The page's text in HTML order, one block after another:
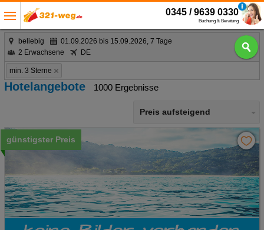
0345 / 9639 0330
Buchung & Beratung
beliebig
01.09.2026 bis 15.09.2026, 7 Tage
2 Erwachsene
DE
min. 3 Sterne
Hotelangebote 1000 Ergebnisse
Preis aufsteigend
günstigster Preis